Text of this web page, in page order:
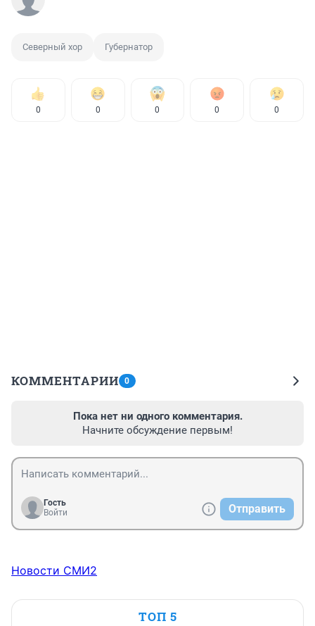
Северный хор Губернатор
0 0 0 0 0
КОММЕНТАРИИ 0
Пока нет ни одного комментария.
Начните обсуждение первым!
Гость
Войти
Отправить
Новости СМИ2
ТОП 5